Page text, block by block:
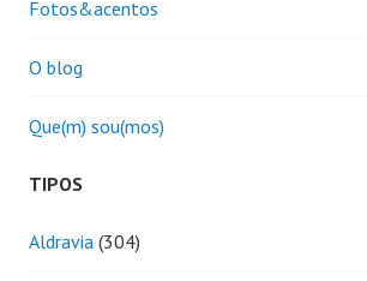
Fotos&acentos
O blog
Que(m) sou(mos)
TIPOS
Aldravia (304)